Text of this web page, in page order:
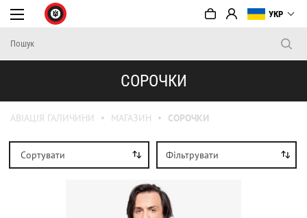
УКР
СОРОЧКИ
АВІАЦІЯ ГАЛИЧИНИ МАГАЗИН СОРОЧКИ
Фільтрувати
Сортувати